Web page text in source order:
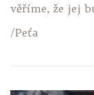
věříme, že jej
/Peťa